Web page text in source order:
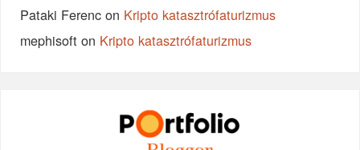
Pataki Ferenc on Kripto katasztrófaturizmus
mephisoft on Kripto katasztrófaturizmus